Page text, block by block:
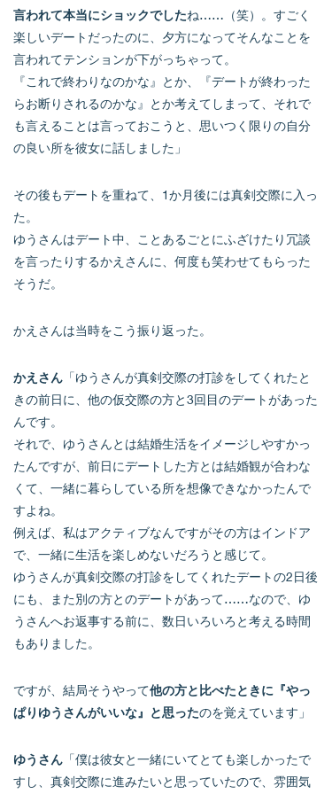
言われて本当にショックでしたね……（笑）。すごく
楽しいデートだったのに、夕方になってそんなことを
言われてテンションが下がっちゃって。
『これで終わりなのかな』とか、『デートが終わった
らお断りされるのかな』とか考えてしまって、それで
も言えることは言っておこうと、思いつく限りの自分
の良い所を彼女に話しました」
その後もデートを重ねて、1か月後には真剣交際に入っ
た。
ゆうさんはデート中、ことあるごとにふざけたり冗談
を言ったりするかえさんに、何度も笑わせてもらった
そうだ。
かえさんは当時をこう振り返った。
かえさん 「ゆうさんが真剣交際の打診をしてくれたと
きの前日に、他の仮交際の方と3回目のデートがあった
んです。
それで、ゆうさんとは結婚生活をイメージしやすかっ
たんですが、前日にデートした方とは結婚観が合わな
くて、一緒に暮らしている所を想像できなかったんで
すよね。
例えば、私はアクティブなんですがその方はインドア
で、一緒に生活を楽しめないだろうと感じて。
ゆうさんが真剣交際の打診をしてくれたデートの2日後
にも、また別の方とのデートがあって……なので、ゆ
うさんへお返事する前に、数日いろいろと考える時間
もありました。
ですが、結局そうやって他の方と比べたときに『やっ
ぱりゆうさんがいいな』と思ったのを覚えています」
ゆうさん 「僕は彼女と一緒にいてとても楽しかったで
すし、真剣交際に進みたいと思っていたので、雰囲気